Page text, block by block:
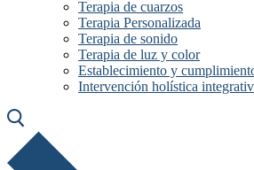
Terapia de cuarzos
Terapia Personalizada
Terapia de sonido
Terapia de luz y color
Establecimiento y
Intervención holística